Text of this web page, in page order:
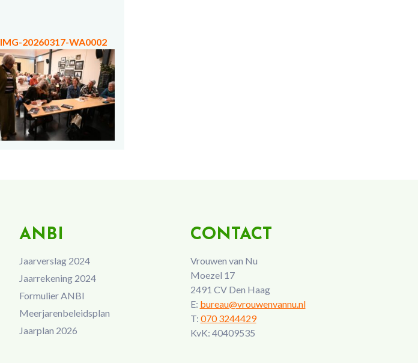
IMG-20260317-WA0002
ANBI
Jaarverslag 2024
Jaarrekening 2024
Formulier ANBI
Meerjarenbeleidsplan
Jaarplan 2026
CONTACT
Vrouwen van Nu
Moezel 17
2491 CV Den Haag
E: bureau@vrouwenvannu.nl
T: 070 3244429
KvK: 40409535